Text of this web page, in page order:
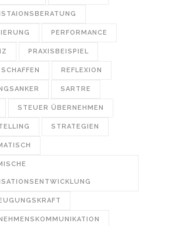
PERFORMANCE
PRAXISBEISPIEL
REFLEXION
SARTRE
STEUER ÜBERNEHMEN
STRATEGIEN